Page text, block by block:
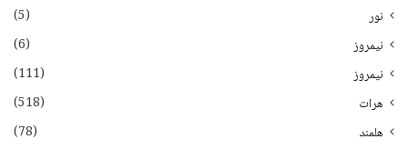
نور
(5)
نيمروز
(6)
نیمروز
(111)
هرات
(518)
هلمند
(78)